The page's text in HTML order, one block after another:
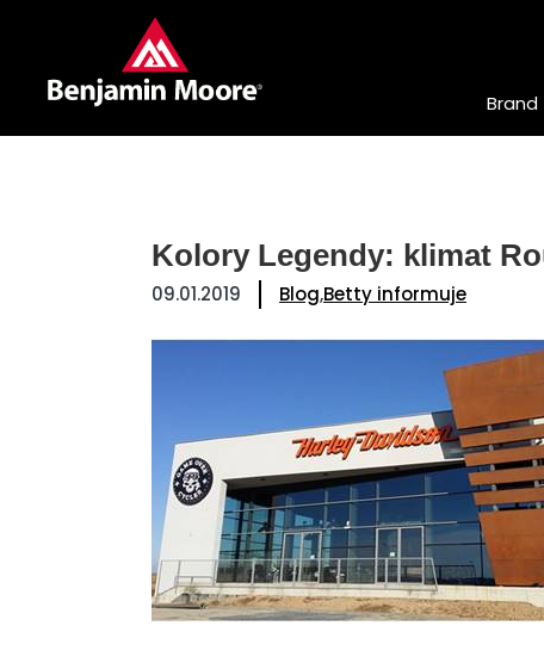
Brand
Kolory Legendy: klimat
09.01.2019 Blog,Betty informuje